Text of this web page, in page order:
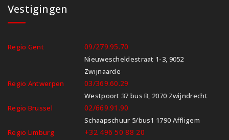
Vestigingen
Regio Gent 09/279.95.70
Nieuwescheldestraat 1-3, 9052
Zwijnaarde
Regio Antwerpen
03/369.60.29
Westpoort 37 bus B, 2070 Zwijndrecht
Regio Brussel
02/669.91.90
Schaapschuur 5/bus1 1790 Affligem
Regio Limburg
+32 496 50 88 20